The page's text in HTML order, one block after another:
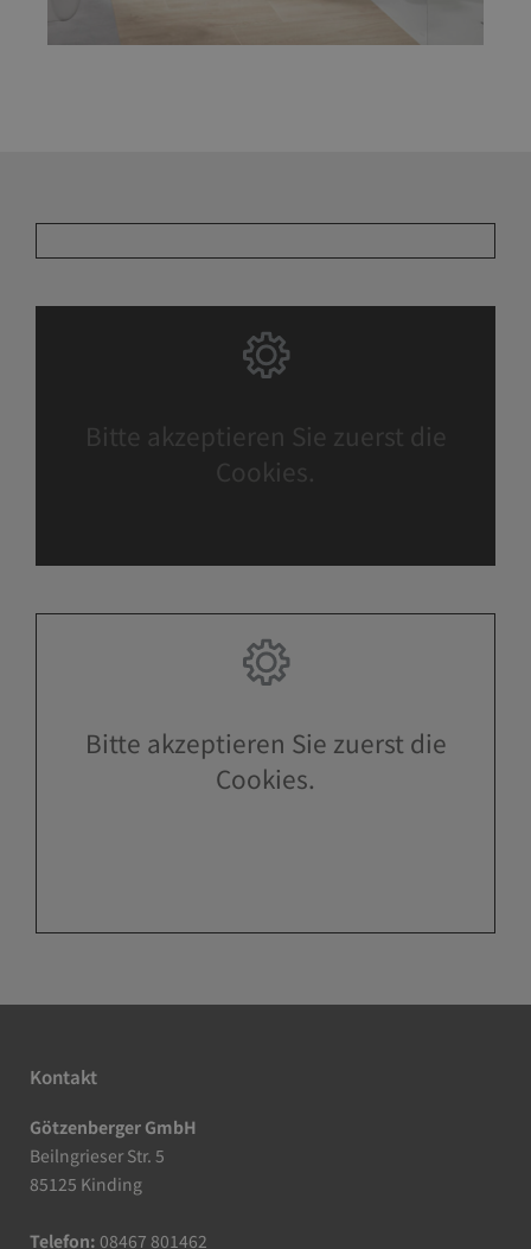
Bitte akzeptieren Sie zuerst die
Cookies.
Bitte akzeptieren Sie zuerst die
Cookies.
Kontakt
Götzenberger GmbH
Beilngrieser Str. 5
85125 Kinding
Telefon: 08467 801462